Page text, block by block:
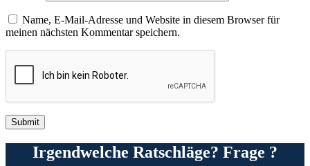
Name, E-Mail-Adresse und Website in diesem Browser für
meinen nächsten Kommentar speichern.
Irgendwelche Ratschläge? Frage ?